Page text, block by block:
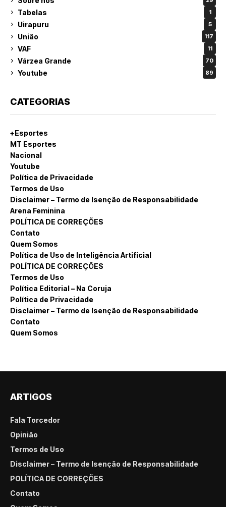
Tabelas 1
Uirapuru 5
União 117
VAF 11
Várzea Grande 70
Youtube 89
CATEGORIAS
+Esportes
MT Esportes
Nacional
Youtube
Política de Privacidade
Termos de Uso
Disclaimer – Termo de Isenção de Responsabilidade
Arena Feminina
POLÍTICA DE CORREÇÕES
Contato
Quem Somos
Política de Uso de Inteligência Artificial
POLÍTICA DE CORREÇÕES
Termos de Uso
Política Editorial – Na Coruja
Política de Privacidade
Disclaimer – Termo de Isenção de Responsabilidade
Contato
Quem Somos
ARTIGOS
Fala Torcedor
Opinião
Termos de Uso
Disclaimer – Termo de Isenção de Responsabilidade
POLÍTICA DE CORREÇÕES
Contato